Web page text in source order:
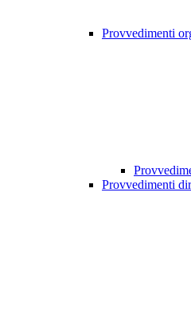
Provvedimenti
Provvedimenti